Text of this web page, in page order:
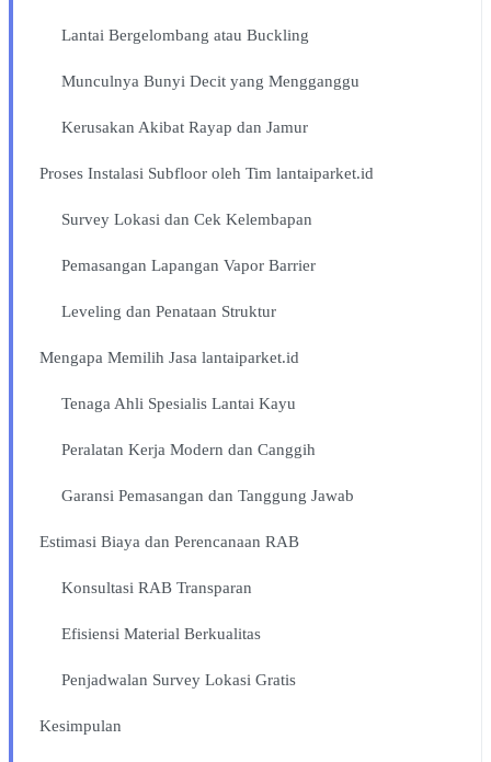
Lantai Bergelombang atau Buckling
Munculnya Bunyi Decit yang Mengganggu
Kerusakan Akibat Rayap dan Jamur
Proses Instalasi Subfloor oleh Tim lantaiparket.id
Survey Lokasi dan Cek Kelembapan
Pemasangan Lapangan Vapor Barrier
Leveling dan Penataan Struktur
Mengapa Memilih Jasa lantaiparket.id
Tenaga Ahli Spesialis Lantai Kayu
Peralatan Kerja Modern dan Canggih
Garansi Pemasangan dan Tanggung Jawab
Estimasi Biaya dan Perencanaan RAB
Konsultasi RAB Transparan
Efisiensi Material Berkualitas
Penjadwalan Survey Lokasi Gratis
Kesimpulan